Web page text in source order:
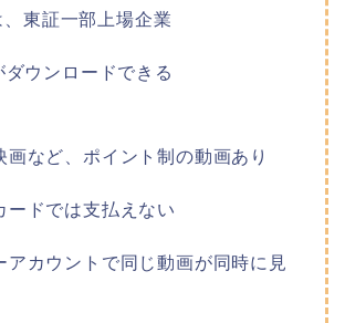
東証一部上場企業
ウンロードできる
画など、ポイント制の動画あり
ードでは支払えない
アカウントで同じ動画が同時に見